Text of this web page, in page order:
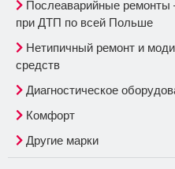
Послеаварийные ремонты
при ДТП по всей Польше
Нетипичный ремонт и
средств
Диагностическое
Комфорт
Другие марки